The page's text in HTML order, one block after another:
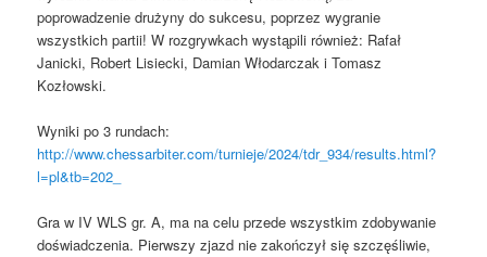
poprowadzenie drużyny do sukcesu, poprzez wygranie
wszystkich partii! W rozgrywkach wystąpili również: Rafał
Janicki, Robert Lisiecki, Damian Włodarczak i Tomasz
Kozłowski.
Wyniki po 3 rundach:
http://www.chessarbiter.com/turnieje/2024/tdr_934/results.html?
l=pl&tb=202_
Gra w IV WLS gr. A, ma na celu przede wszystkim zdobywanie
doświadczenia. Pierwszy zjazd nie zakończył się szczęśliwie,